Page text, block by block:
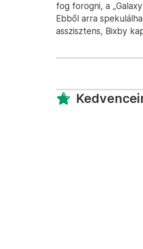
fog forogni, a
Ebből arra
asszisztens, Bixby